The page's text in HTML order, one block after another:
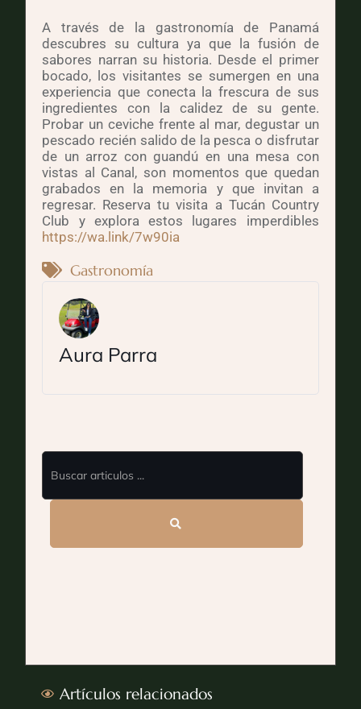
A través de la gastronomía de Panamá
descubres su cultura ya que la fusión de
sabores narran su historia. Desde el primer
bocado, los visitantes se sumergen en una
experiencia que conecta la frescura de sus
ingredientes con la calidez de su gente.
Probar un ceviche frente al mar, degustar un
pescado recién salido de la pesca o disfrutar
de un arroz con guandú en una mesa con
vistas al Canal, son momentos que quedan
grabados en la memoria y que invitan a
regresar. Reserva tu visita a Tucán Country
Club y explora estos lugares imperdibles
https://wa.link/7w90ia
Gastronomía
Aura Parra
Artículos relacionados